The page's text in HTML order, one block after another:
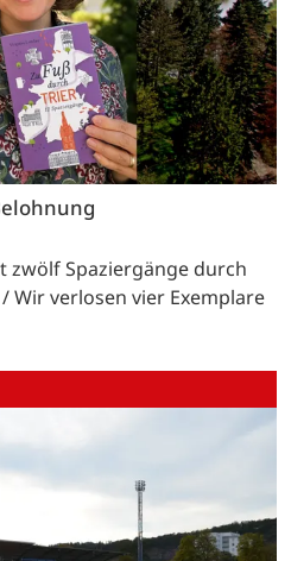
zwölf Spaziergänge durch
Wir verlosen vier Exemplare